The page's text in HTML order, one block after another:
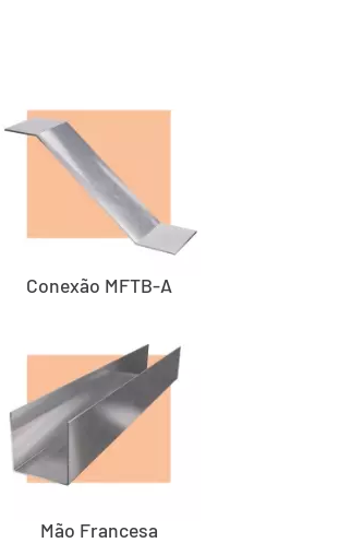
Conexão MFTB-A
Mão Francesa